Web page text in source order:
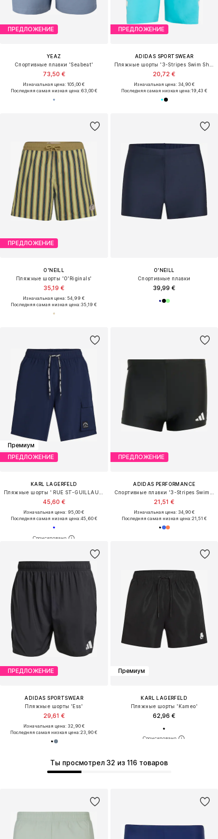
ПРЕДЛОЖЕНИЕ
YEAZ
Спортивные плавки 'Seabeat'
73,50 €
Изначальная цена: 105,00 €
Последняя самая низкая цена:63,00 €
ПРЕДЛОЖЕНИЕ
ADIDAS SPORTSWEAR
20,72 €
Изначальная цена: 34,90 €
Последняя самая низкая цена:19,43 €
ПРЕДЛОЖЕНИЕ
O'NEILL
Пляжные шорты 'O'Riginals'
35,19 €
Изначальная цена: 54,99 €
Последняя самая низкая цена:35,19 €
O'NEILL
Спортивные плавки
39,99 €
Премиум
ПРЕДЛОЖЕНИЕ
KARL LAGERFELD
45,60 €
Изначальная цена: 95,00 €
Последняя самая низкая цена:45,60 €
ПРЕДЛОЖЕНИЕ
ADIDAS PERFORMANCE
21,51 €
Изначальная цена: 34,90 €
Последняя самая низкая цена:21,51 €
ПРЕДЛОЖЕНИЕ
ADIDAS SPORTSWEAR
Пляжные шорты 'Ess'
29,61 €
Изначальная цена: 32,90 €
Последняя самая низкая цена:23,90 €
Премиум
KARL LAGERFELD
Пляжные шорты 'Kameo'
62,96 €
Ты просмотрел 32 из 116 товаров